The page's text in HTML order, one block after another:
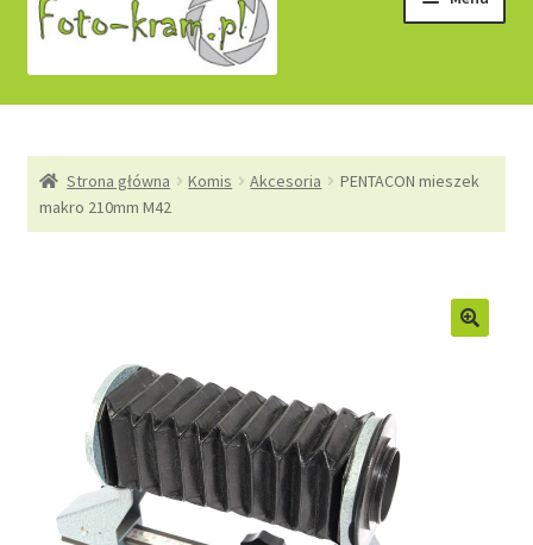
do
nawigacji
do
treści
Kontakt
Regulamin
Sample Page
Sklep
Strona główna Komis Akcesoria
PENTACON mieszek
makro 210mm M42